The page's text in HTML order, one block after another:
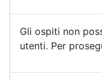
Gli ospiti non
utenti. Per